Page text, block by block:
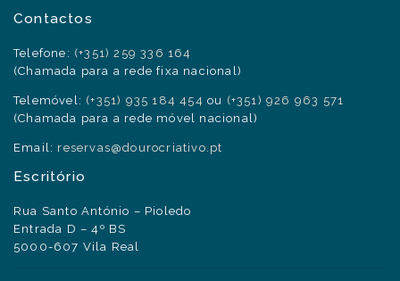
Contactos
Telefone: (+351) 259 336 164
(Chamada para a rede fixa nacional)
Telemóvel: (+351) 935 184 454 ou (+351) 926 963 571
(Chamada para a rede móvel nacional)
Email: reservas@dourocriativo.pt
Escritório
Rua Santo António – Pioledo
Entrada D – 4º BS
5000-607 Vila Real